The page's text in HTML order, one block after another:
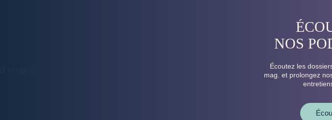
NOS
Écoutez les
mag. et prolongez